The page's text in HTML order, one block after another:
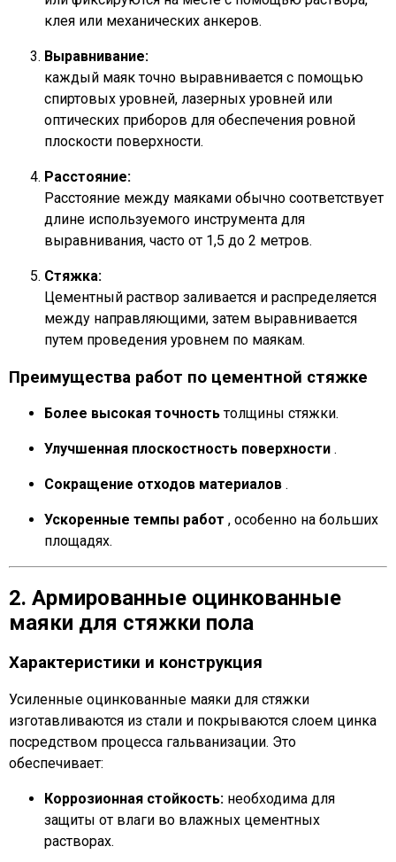
клея или механических анкеров.
Выравнивание:
каждый маяк точно выравнивается с помощью
спиртовых уровней, лазерных уровней или
оптических приборов для обеспечения ровной
плоскости поверхности.
Расстояние:
Расстояние между маяками обычно соответствует
длине используемого инструмента для
выравнивания, часто от 1,5 до 2 метров.
Стяжка:
Цементный раствор заливается и распределяется
между направляющими, затем выравнивается
путем проведения уровнем по маякам.
Преимущества работ по цементной стяжке
Более высокая точностьтолщины стяжки.
Улучшенная плоскостность поверхности .
Сокращение отходов материалов .
Ускоренные темпы работ , особенно на больших
площадях.
2. Армированные оцинкованные
маяки для стяжки пола
Характеристики и конструкция
Усиленные оцинкованные маяки для стяжки
изготавливаются из стали и покрываются слоем цинка
посредством процесса гальванизации. Это
обеспечивает:
Коррозионная стойкость: необходима для
защиты от влаги во влажных цементных
растворах.